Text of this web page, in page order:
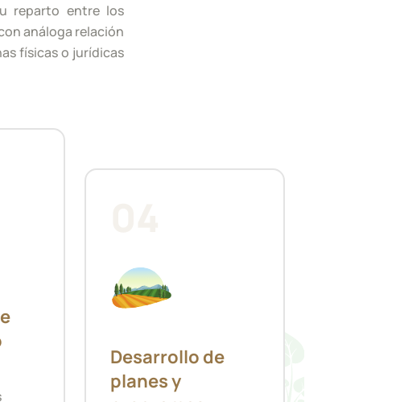
reparto entre los
análoga relación
físicas o jurídicas
Desarrollo de
planes y